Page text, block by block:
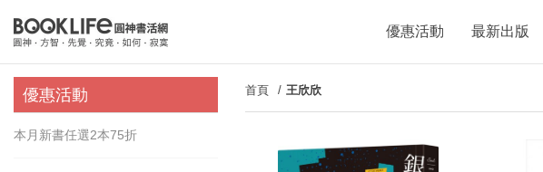
優惠活動 最新出版
優惠活動
本月新書任選2本75折
首頁 王欣欣